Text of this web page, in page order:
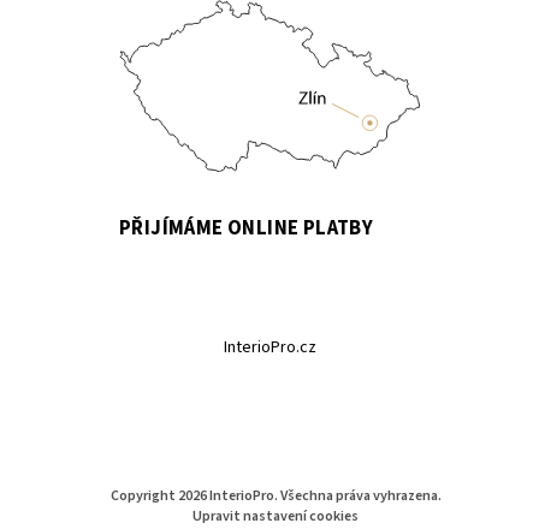
PŘIJÍMÁME ONLINE PLATBY
InterioPro.cz
Copyright 2026InterioPro. Všechna práva vyhrazena.
Upravit nastavení cookies